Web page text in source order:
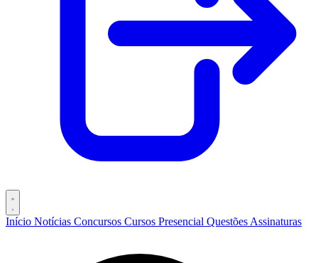
Início Notícias Concursos Cursos Presencial Questões Assinaturas